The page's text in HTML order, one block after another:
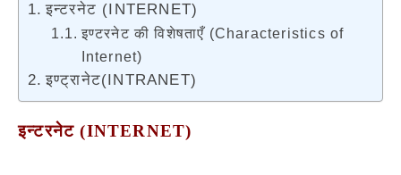
इन्टरनेट (INTERNET)
इण्टरनेट की विशेषताएँ (Characteristics of
Internet)
इण्ट्रानेट(INTRANET)
इन्टरनेट(INTERNET)